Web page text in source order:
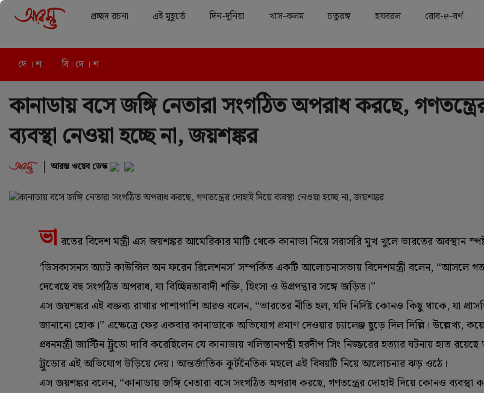
প্রচ্ছদ রচনা এই মুহূর্তে দিন-দুনিয়া খাস-কলম চতুরঙ্গ হযবরল রোব-e-বর্ণ
দে । শ বি। দে । শ
কানাডায় বসে জঙ্গি নেতারা সংগঠিত অপরাধ করছে,
ব্যবস্থা নেওয়া হচ্ছে না, জয়শঙ্কর
আরম্ভ ওয়েব ডেস্ক
ভা রতের বিদেশ মন্ত্রী এস জয়শঙ্কর আমেরিকার মাটি থেকে কানাডা নিয়ে সরাসরি মুখ খুলে ভারতের অবস্থান
‘ডিসকাসনস অ্যাট কাউন্সিল অন ফরেন রিলেশনস’ সম্পর্কিত একটি আলোচনাসভায় বিদেশমন্ত্রী বলেন, “আসলে
দেখেছে বহু সংগঠিত অপরাধ, যা বিচ্ছিন্নতাবাদী শক্তি, হিংসা ও উগ্রপন্থার সঙ্গে জড়িত।”
এস জয়শঙ্কর এই বক্তব্য রাখার পাশাপাশি আরও বলেন, “ভারতের নীতি হল, যদি নির্দিষ্ট কোনও কিছু থাকে, যা
জানানো হোক।” এক্ষেত্রে ফের একবার কানাডাকে অভিযোগ প্রমাণ দেওয়ার চ্যালেঞ্জ ছুড়ে দিল দিল্লি। উল্লেখ্য,
প্রধনমন্ত্রী জাস্টিন ট্রুডো দাবি করেছিলেন যে কানাডায় খলিস্তানপন্থী হরদীপ সিং নিজ্জরের হত্যার ঘটনায় হাত
ট্রুডোর এই অভিযোগ উড়িয়ে দেয়। আন্তর্জাতিক কূটনৈতিক মহলে এই বিষয়টি নিয়ে আলোচনার ঝড় ওঠে।
এস জয়শঙ্কর বলেন, “কানাডায় জঙ্গি নেতারা বসে সংগঠিত অপরাধ করছে, গণতন্ত্রের দোহাই দিয়ে কোনও ব্যবস্থা